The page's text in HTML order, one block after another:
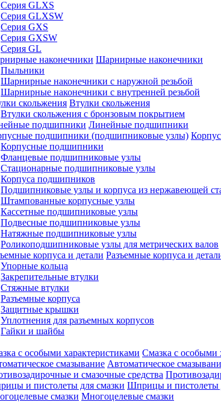
Серия GLXS
Серия GLXSW
Серия GXS
Серия GXSW
Серия GL
Шарнирные наконечники
Пыльники
Шарнирные наконечники с наружной резьбой
Шарнирные наконечники с внутренней резьбой
Втулки скольжения
Втулки скольжения с бронзовым покрытием
Линейные подшипники
Корпусные подшипники
Фланцевые подшипниковые узлы
Стационарные подшипниковые узлы
Корпуса подшипников
Подшипниковые узлы и корпуса из нержавеющей
Штампованные корпусные узлы
Кассетные подшипниковые узлы
Подвесные подшипниковые узлы
Натяжные подшипниковые узлы
Роликоподшипниковые узлы для метрических валов
Разъемные корпуса и
Упорные кольца
Закрепительные втулки
Стяжные втулки
Разъемные корпуса
Защитные крышки
Уплотнения для разъемных корпусов
Гайки и шайбы
Смазка с особыми
Автоматическое
Шприцы и пистолеты
Многоцелевые смазки